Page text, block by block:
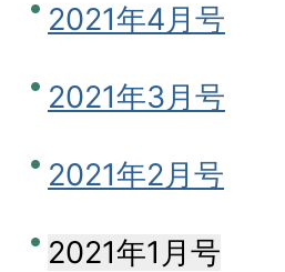
2021年4月号
2021年3月号
2021年2月号
2021年1月号